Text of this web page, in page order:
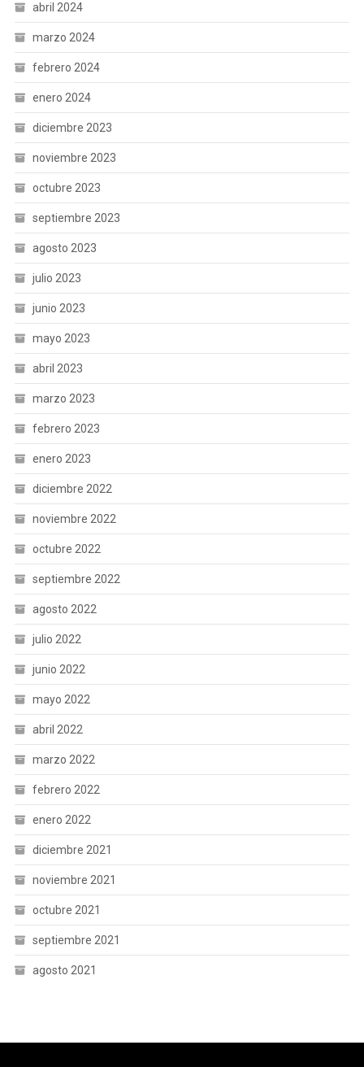
abril 2024
marzo 2024
febrero 2024
enero 2024
diciembre 2023
noviembre 2023
octubre 2023
septiembre 2023
agosto 2023
julio 2023
junio 2023
mayo 2023
abril 2023
marzo 2023
febrero 2023
enero 2023
diciembre 2022
noviembre 2022
octubre 2022
septiembre 2022
agosto 2022
julio 2022
junio 2022
mayo 2022
abril 2022
marzo 2022
febrero 2022
enero 2022
diciembre 2021
noviembre 2021
octubre 2021
septiembre 2021
agosto 2021